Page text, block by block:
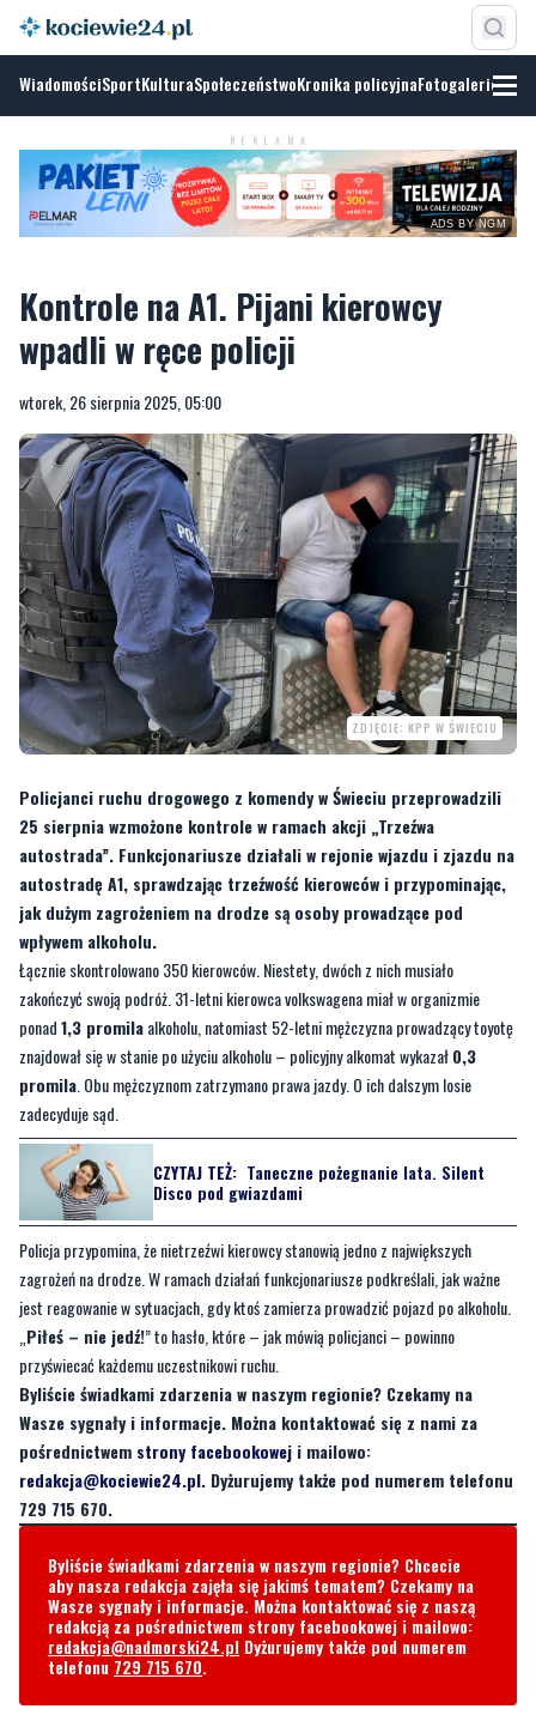
WiadomościSportKulturaSpołeczeństwoKronika policyjnaFotogalerie
REKLAMA
ADS BY NGM
Kontrole na A1. Pijani kierowcy
wpadli w ręce policji
wtorek, 26 sierpnia 2025, 05:00
ZDJĘCIE: KPP W ŚWIECIU
Policjanci ruchu drogowego z komendy w Świeciu przeprowadzili
25 sierpnia wzmożone kontrole w ramach akcji „Trzeźwa
autostrada”. Funkcjonariusze działali w rejonie wjazdu i zjazdu na
autostradę A1, sprawdzając trzeźwość kierowców i przypominając,
jak dużym zagrożeniem na drodze są osoby prowadzące pod
wpływem alkoholu.
Łącznie skontrolowano 350 kierowców. Niestety, dwóch z nich musiało
zakończyć swoją podróż. 31-letni kierowca volkswagena miał w organizmie
ponad1,3 promilaalkoholu, natomiast 52-letni mężczyzna prowadzący toyotę
znajdował się w stanie po użyciu alkoholu – policyjny alkomat wykazał0,3
promila . Obu mężczyznom zatrzymano prawa jazdy. O ich dalszym losie
zadecyduje sąd.
CZYTAJ TEŻ: Taneczne pożegnanie lata. Silent
Disco pod gwiazdami
Policja przypomina, że nietrzeźwi kierowcy stanowią jedno z największych
zagrożeń na drodze. W ramach działań funkcjonariusze podkreślali, jak ważne
jest reagowanie w sytuacjach, gdy ktoś zamierza prowadzić pojazd po alkoholu.
Piłeś – nie jedź!” to hasło, które – jak mówią policjanci – powinno
przyświecać każdemu uczestnikowi ruchu.
Byliście świadkami zdarzenia w naszym regionie? Czekamy na
Wasze sygnały i informacje. Można kontaktować się z nami za
pośrednictwem strony facebookowej i mailowo:
redakcja@kociewie24.pl. Dyżurujemy także pod numerem telefonu
729 715 670.
Byliście świadkami zdarzenia w naszym regionie? Chcecie
aby nasza redakcja zajęła się jakimś tematem? Czekamy na
Wasze sygnały i informacje. Można kontaktować się z naszą
redakcją za pośrednictwem strony facebookowej i mailowo:
redakcja@nadmorski24.pl Dyżurujemy także pod numerem
telefonu 729 715 670.